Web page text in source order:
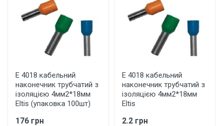
E 4018 кабельний
наконечник трубчатий з
ізоляцією 4мм2*18мм
Eltis (упаковка 100шт)
176 грн
E 4018 кабельний
наконечник трубчатий з
ізоляцією 4мм2*18мм
Eltis
2.2 грн